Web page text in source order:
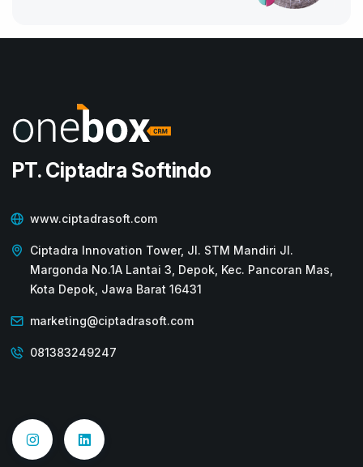
PT. Ciptadra Softindo
www.ciptadrasoft.com
Ciptadra Innovation Tower, Jl. STM Mandiri Jl.
Margonda No.1A Lantai 3, Depok, Kec. Pancoran Mas,
Kota Depok, Jawa Barat 16431
marketing@ciptadrasoft.com
081383249247